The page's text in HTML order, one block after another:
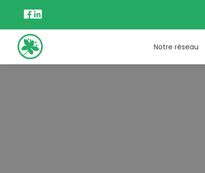
Notre réseau